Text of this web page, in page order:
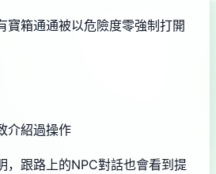
寶箱通通被以危險度零強制打開
介紹過操作
，跟路上的NPC對話也會看到提